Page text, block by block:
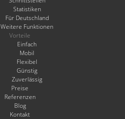
Statistiken
Für Deutschland
Weitere Funktionen
Vorteile
Einfach
Mobil
Flexibel
Günstig
Zuverlässig
Preise
Referenzen
Blog
Kontakt